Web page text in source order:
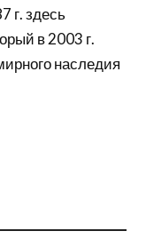
г. здесь
в 2003 г.
наследия